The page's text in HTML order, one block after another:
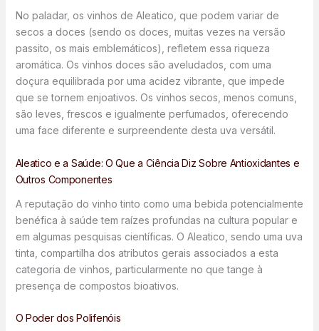
No paladar, os vinhos de Aleatico, que podem variar de
secos a doces (sendo os doces, muitas vezes na versão
passito, os mais emblemáticos), refletem essa riqueza
aromática. Os vinhos doces são aveludados, com uma
doçura equilibrada por uma acidez vibrante, que impede
que se tornem enjoativos. Os vinhos secos, menos comuns,
são leves, frescos e igualmente perfumados, oferecendo
uma face diferente e surpreendente desta uva versátil.
Aleatico e a Saúde: O Que a Ciência Diz Sobre Antioxidantes e
Outros Componentes
A reputação do vinho tinto como uma bebida potencialmente
benéfica à saúde tem raízes profundas na cultura popular e
em algumas pesquisas científicas. O Aleatico, sendo uma uva
tinta, compartilha dos atributos gerais associados a esta
categoria de vinhos, particularmente no que tange à
presença de compostos bioativos.
O Poder dos Polifenóis